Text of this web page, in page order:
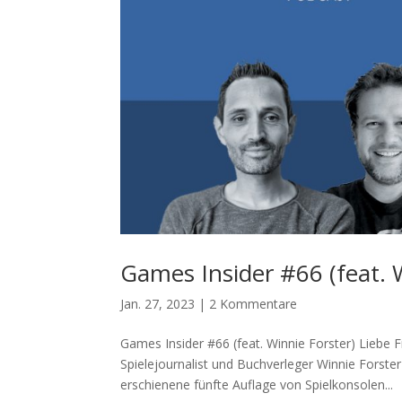
Games Insider #66 (feat.
Jan. 27, 2023 | 2 Kommentare
Games Insider #66 (feat. Winnie Forster) Liebe
Spielejournalist und Buchverleger Winnie
erschienene fünfte Auflage von Spielkonsolen...